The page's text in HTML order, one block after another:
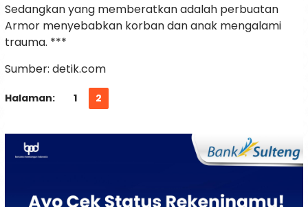
Sedangkan yang memberatkan adalah perbuatan
Armor menyebabkan korban dan anak mengalami
trauma. ***
Sumber: detik.com
Halaman: 1 2